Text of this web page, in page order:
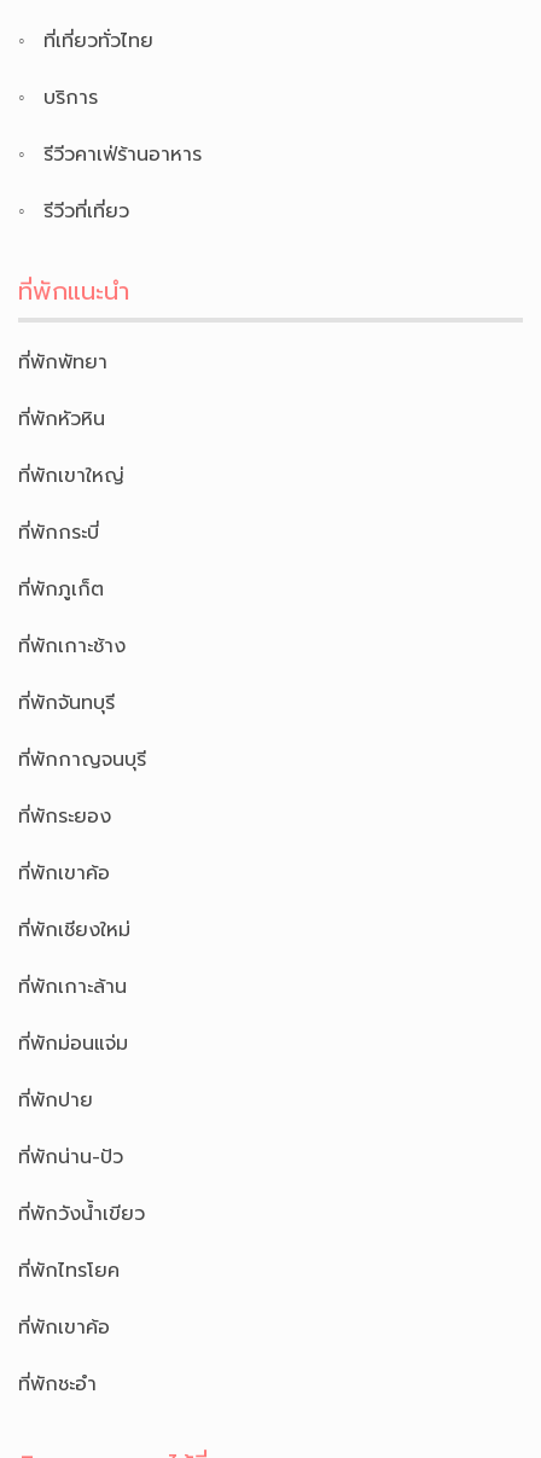
ที่เที่ยวทั่วไทย
บริการ
รีวีวคาเฟ่ร้านอาหาร
รีวีวที่เที่ยว
ที่พักแนะนำ
ที่พักพัทยา
ที่พักหัวหิน
ที่พักเขาใหญ่
ที่พักกระบี่
ที่พักภูเก็ต
ที่พักเกาะช้าง
ที่พักจันทบุรี
ที่พักกาญจนบุรี
ที่พักระยอง
ที่พักเขาค้อ
ที่พักเชียงใหม่
ที่พักเกาะล้าน
ที่พักม่อนแจ่ม
ที่พักปาย
ที่พักน่าน-ปัว
ที่พักวังน้ำเขียว
ที่พักไทรโยค
ที่พักเขาค้อ
ที่พักชะอำ